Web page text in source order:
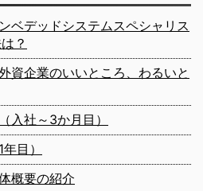
ベデッドシステムスペシャリス
？
資企業のいいところ、わるいと
入社～3か月目）
目）
概要の紹介